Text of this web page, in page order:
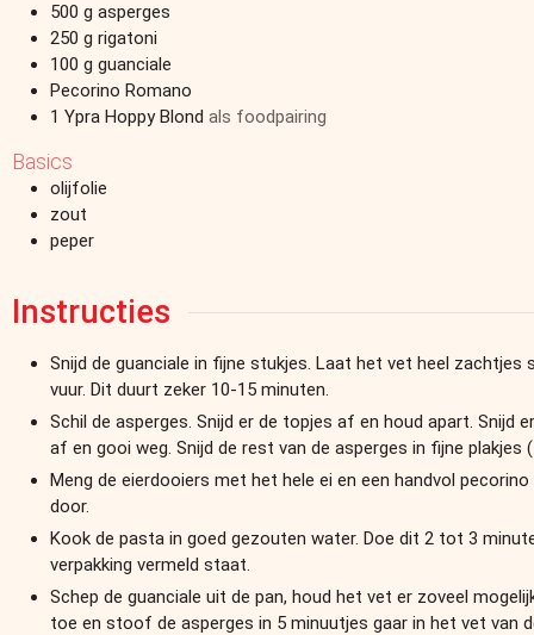
500 g asperges
250 g rigatoni
100 g guanciale
Pecorino Romano
1 Ypra Hoppy Blond als foodpairing
Basics
olijfolie
zout
peper
Instructies
Snijd de guanciale in fijne stukjes. Laat het vet heel zachtjes
vuur. Dit duurt zeker 10-15 minuten.
Schil de asperges. Snijd er de topjes af en houd apart. Snijd
af en gooi weg. Snijd de rest van de asperges in fijne plakjes
Meng de eierdooiers met het hele ei en een handvol pecorino
door.
Kook de pasta in goed gezouten water. Doe dit 2 tot 3
verpakking vermeld staat.
Schep de guanciale uit de pan, houd het vet er zoveel
toe en stoof de asperges in 5 minuutjes gaar in het vet van